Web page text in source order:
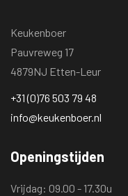
Keukenboer
Pauvreweg 17
4879NJ Etten-Leur
+31 (0)76 503 79 48
info@keukenboer.nl
Openingstijden
Vrijdag: 09.00 - 17.30u